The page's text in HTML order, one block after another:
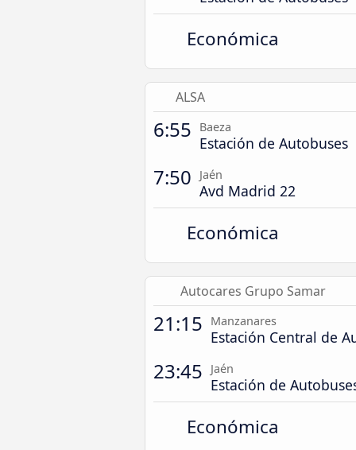
Económica
ALSA
6:55 Baeza
Estación de Autobuses
7:50 Jaén
Avd Madrid 22
Económica
Autocares Grupo Samar
21:15 Manzanares
Estación Central de
23:45 Jaén
Estación de
Económica